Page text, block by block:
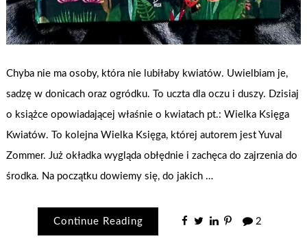
Chyba nie ma osoby, która nie lubiłaby kwiatów. Uwielbiam je,
sadzę w donicach oraz ogródku. To uczta dla oczu i duszy. Dzisiaj
o książce opowiadającej właśnie o kwiatach pt.: Wielka Księga
Kwiatów. To kolejna Wielka Księga, której autorem jest Yuval
Zommer. Już okładka wygląda obłędnie i zachęca do zajrzenia do
środka. Na początku dowiemy się, do jakich …
Continue Reading 2